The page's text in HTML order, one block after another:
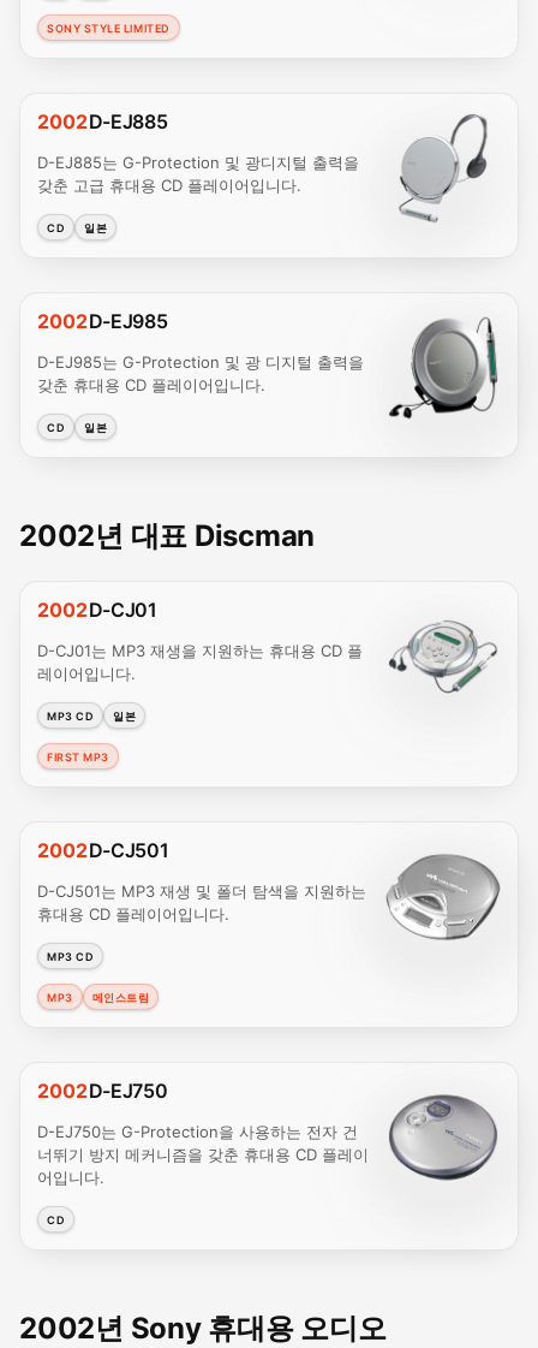
SONY STYLE LIMITED
2002D-EJ885
D-EJ885는 G-Protection 및 광디지털 출력을
갖춘 고급 휴대용 CD 플레이어입니다.
CD 일본
2002D-EJ985
D-EJ985는 G-Protection 및 광 디지털 출력을
갖춘 휴대용 CD 플레이어입니다.
CD 일본
2002년 대표 Discman
2002D-CJ01
D-CJ01는 MP3 재생을 지원하는 휴대용 CD 플
레이어입니다.
MP3 CD 일본
FIRST MP3
2002D-CJ501
D-CJ501는 MP3 재생 및 폴더 탐색을 지원하는
휴대용 CD 플레이어입니다.
MP3 CD
MP3 메인스트림
2002D-EJ750
D-EJ750는 G-Protection을 사용하는 전자 건
너뛰기 방지 메커니즘을 갖춘 휴대용 CD 플레이
어입니다.
CD
2002년 Sony 휴대용 오디오